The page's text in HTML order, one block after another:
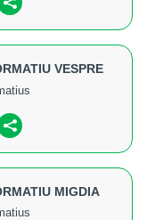
VESPRE
MIGDIA